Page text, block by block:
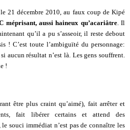
21 décembre 2010, au faux coup de Kipé
méprisant, aussi haineux qu’acariâtre. Il
qu’il a pu s’asseoir, il reste debout
! C’est toute l’ambiguïté du personnage:
aucun résultat n’est là. Les gens souffrent.
!
être plus craint qu’aimé), fait arrêter et
fait libérer certains et attend des
souci immédiat n’est pas de connaître les